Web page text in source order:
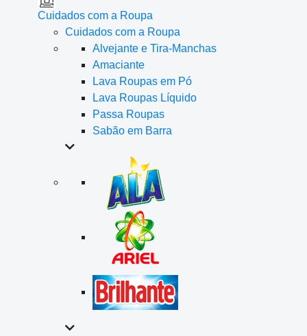
Cuidados com a Roupa
Cuidados com a Roupa
Alvejante e Tira-Manchas
Amaciante
Lava Roupas em Pó
Lava Roupas Líquido
Passa Roupas
Sabão em Barra